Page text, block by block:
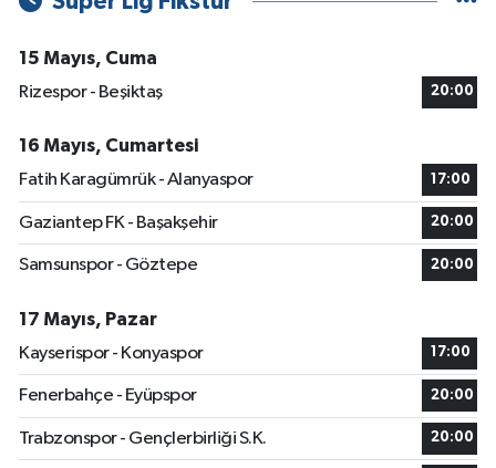
15 Mayıs, Cuma
Rizespor - Beşiktaş
20:00
16 Mayıs, Cumartesi
Fatih Karagümrük - Alanyaspor
17:00
Gaziantep FK - Başakşehir 20:00
Samsunspor - Göztepe 20:00
17 Mayıs, Pazar
Kayserispor - Konyaspor
17:00
Fenerbahçe - Eyüpspor 20:00
Trabzonspor - Gençlerbirliği S.K. 20:00